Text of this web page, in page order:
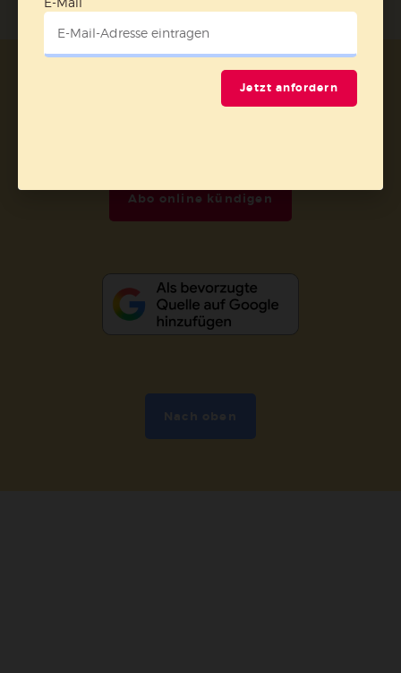
AGB und Widerrufsbelehrung
Impressum
Abo online kündigen
Jetzt anfordern